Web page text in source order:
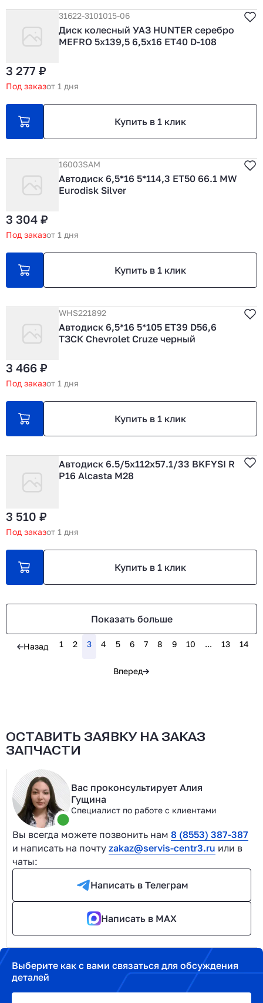
31622-3101015-06
Диск колесный УАЗ HUNTER серебро
MEFRO 5х139,5 6,5х16 ЕТ40 D-108
3 277 ₽
Под заказот 1 дня
Купить в 1 клик
16003SAM
Автодиск 6,5*16 5*114,3 ET50 66.1 MW
Eurodisk Silver
3 304 ₽
Под заказот 1 дня
Купить в 1 клик
WHS221892
Автодиск 6,5*16 5*105 ET39 D56,6
ТЗСК Chevrolet Cruze черный
3 466 ₽
Под заказот 1 дня
Купить в 1 клик
Автодиск 6.5/5х112х57.1/33 BKFYSI R
Р16 Alcasta M28
3 510 ₽
Под заказот 1 дня
Купить в 1 клик
Показать больше
Назад 1 2 3 4 5 6 7 8 9 10 ... 13 14
Вперед
ОСТАВИТЬ ЗАЯВКУ НА ЗАКАЗ
ЗАПЧАСТИ
Вас проконсультирует Алия
Гущина
Специалист по работе с клиентами
Вы всегда можете позвонить нам 8 (8553) 387-387
и написать на почту zakaz@servis-centr3.ru или в
чаты:
Написать в Телеграм
Написать в MAX
Выберите как с вами связаться для обсуждения
деталей